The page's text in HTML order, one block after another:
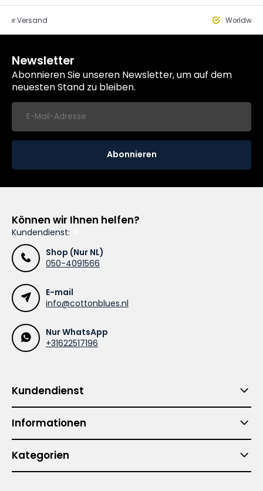
Versand
Newsletter
Abonnieren Sie unseren Newsletter, um auf dem
neuesten Stand zu bleiben.
Abonnieren
Können wir Ihnen helfen?
Kundendienst:
Shop (Nur NL)
050-4091566
E-mail
info@cottonblues.nl
Nur WhatsApp
+31622517196
Kundendienst
Informationen
Kategorien